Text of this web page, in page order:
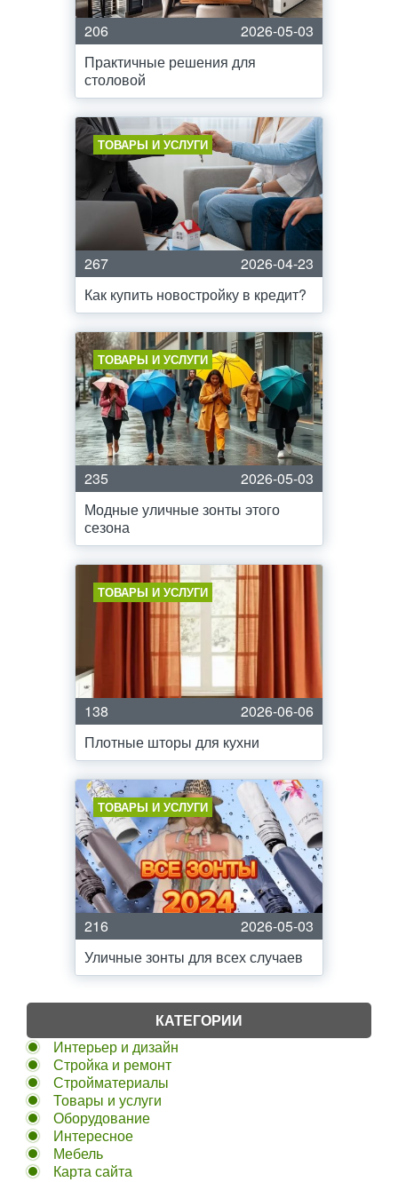
206
2026-05-03
Практичные решения для
столовой
ТОВАРЫ И УСЛУГИ
267
2026-04-23
Как купить новостройку в кредит?
ТОВАРЫ И УСЛУГИ
235
2026-05-03
Модные уличные зонты этого
сезона
ТОВАРЫ И УСЛУГИ
138
2026-06-06
Плотные шторы для кухни
ТОВАРЫ И УСЛУГИ
216
2026-05-03
Уличные зонты для всех случаев
КАТЕГОРИИ
Интерьер и дизайн
Стройка и ремонт
Стройматериалы
Товары и услуги
Оборудование
Интересное
Мебель
Карта сайта